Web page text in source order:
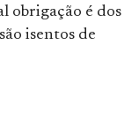
obrigação é dos
isentos de